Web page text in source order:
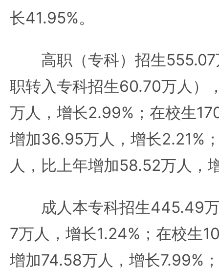
长41.95%。
高职（专科）招生555.07
职转入专科招生60.70万人）
万人，增长2.99%；在校生
增加36.95万人，增长2.21%
人，比上年增加58.52万人，
成人本专科招生445.49万
7万人，增长1.24%；在校生
增加74.58万人，增长7.99%